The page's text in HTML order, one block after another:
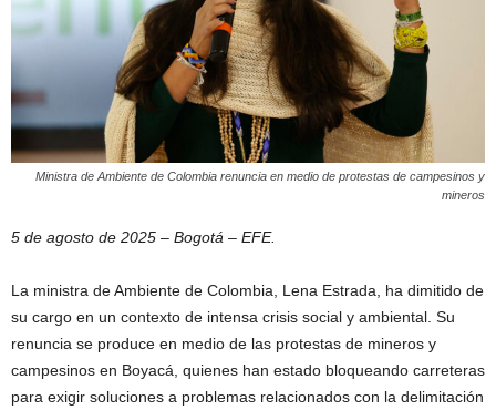
Ministra de Ambiente de Colombia renuncia en medio de protestas de campesinos y
mineros
5 de agosto de 2025 – Bogotá – EFE.
La ministra de Ambiente de Colombia, Lena Estrada, ha dimitido de
su cargo en un contexto de intensa crisis social y ambiental. Su
renuncia se produce en medio de las protestas de mineros y
campesinos en Boyacá, quienes han estado bloqueando carreteras
para exigir soluciones a problemas relacionados con la delimitación